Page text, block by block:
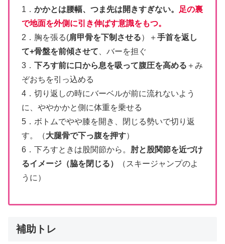
1． かかとは腰幅、つま先は開きすぎない。
足の裏
で地面を外側に引き伸ばす意識をもつ。
2．胸を張る(肩甲骨を下制させる）＋手首を返し
て+骨盤を前傾させて 、バーを担ぐ
3． 下ろす前に口から息を吸って腹圧を高める ＋み
ぞおちを引っ込める
4．切り返しの時にバーベルが前に流れないよう
に、ややかかと側に体重を乗せる
5．ボトムでやや膝を開き、閉じる勢いで切り返
す。（大腿骨で下っ腹を押す）
6．下ろすときは股関節から。 肘と股関節を近づけ
るイメージ（脇を閉じる）
（スキージャンプのよ
うに）
補助トレ